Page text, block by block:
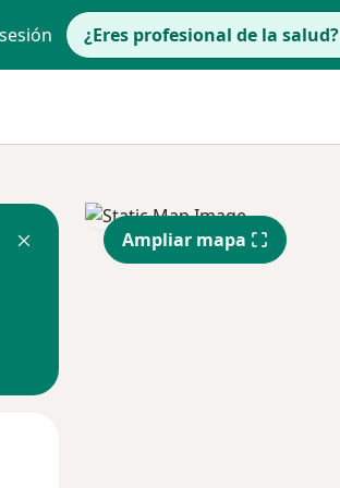
¿Eres profesional de la salud?
Ampliar mapa